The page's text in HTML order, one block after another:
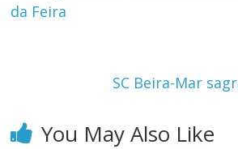
da Feira
SC Beira-Mar
You May Also Like